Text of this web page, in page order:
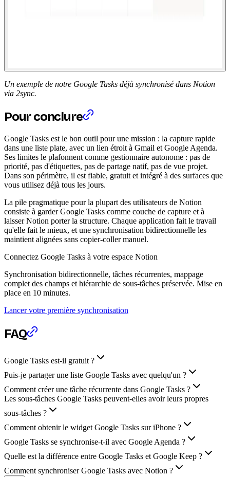
Un exemple de notre Google Tasks déjà synchronisé dans Notion
via 2sync.
Pour conclure
Google Tasks est le bon outil pour une mission : la capture rapide
dans une liste plate, avec un lien étroit à Gmail et Google Agenda.
Ses limites le plafonnent comme gestionnaire autonome : pas de
priorité, pas d'étiquettes, pas de partage natif, pas de vue projet.
Dans son périmètre, il est fiable, gratuit et intégré à des surfaces que
vous utilisez déjà tous les jours.
La pile pragmatique pour la plupart des utilisateurs de Notion
consiste à garder Google Tasks comme couche de capture et à
laisser Notion porter la structure. Chaque application fait le travail
qu'elle fait le mieux, et une synchronisation bidirectionnelle les
maintient alignées sans copier-coller manuel.
Connectez Google Tasks à votre espace Notion
Synchronisation bidirectionnelle, tâches récurrentes, mappage
complet des champs et hiérarchie de sous-tâches préservée. Mise en
place en 10 minutes.
Lancer votre première synchronisation
FAQ
Google Tasks est-il gratuit ?
Puis-je partager une liste Google Tasks avec quelqu'un ?
Comment créer une tâche récurrente dans Google Tasks ?
Les sous-tâches Google Tasks peuvent-elles avoir leurs propres
sous-tâches ?
Comment obtenir le widget Google Tasks sur iPhone ?
Google Tasks se synchronise-t-il avec Google Agenda ?
Quelle est la différence entre Google Tasks et Google Keep ?
Comment synchroniser Google Tasks avec Notion ?